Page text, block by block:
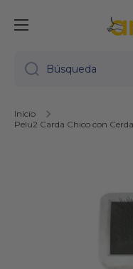
Ir directamente al
Búsqueda
Inicio
Pelu2 Carda Chico con